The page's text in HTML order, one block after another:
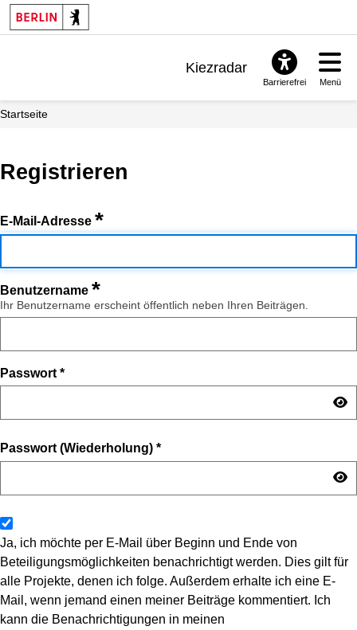
Kiezradar
Barrierefrei Menü
Startseite
Registrieren
E-Mail-Adresse *
Benutzername *
Ihr Benutzername erscheint öffentlich neben Ihren Beiträgen.
Passwort *
Passwort (Wiederholung) *
Ja, ich möchte per E-Mail über Beginn und Ende von
Beteiligungsmöglichkeiten benachrichtigt werden. Dies gilt für
alle Projekte, denen ich folge. Außerdem erhalte ich eine E-
Mail, wenn jemand einen meiner Beiträge kommentiert. Ich
kann die Benachrichtigungen in meinen